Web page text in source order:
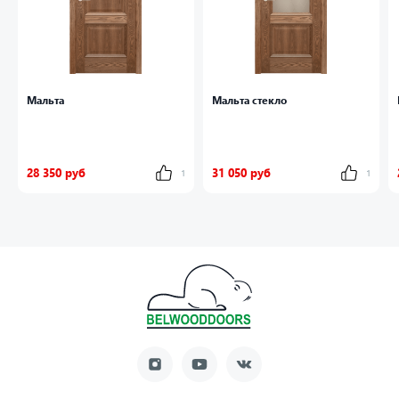
Мальта
28 350 руб 1
Мальта стекло
31 050 руб 1